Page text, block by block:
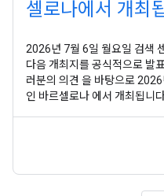
셀로나에서 개최
2026년 7월 6일 월요일 검색
다음 개최지를 공식적으로 발
러분의 의견 을 바탕으로
인 바르셀로나 에서 개최됩니